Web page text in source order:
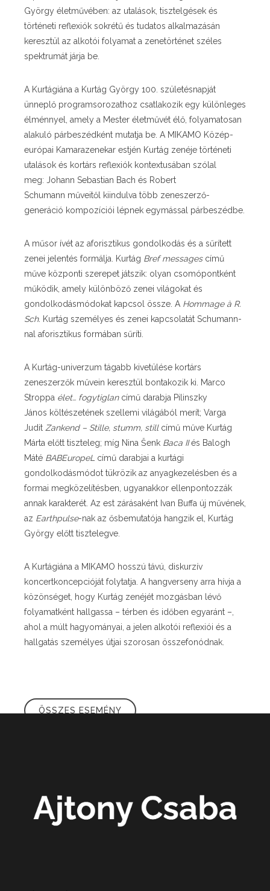
György életművében: az utalások, tisztelgések és
történeti reflexiók sokrétű és tudatos alkalmazásán
keresztül az alkotói folyamat a zenetörténet széles
spektrumát járja be.
A Kurtágiána a Kurtág György 100. születésnapját
ünneplő programsorozathoz csatlakozik egy különleges
élménnyel, amely a Mester életművét élő, folyamatosan
alakuló párbeszédként mutatja be. A MIKAMO Közép-
európai Kamarazenekar estjén Kurtág zenéje történeti
utalások és kortárs reflexiók kontextusában szólal
meg: Johann Sebastian Bach és Robert
Schumann műveitől kiindulva több zeneszerző-
generáció kompozíciói lépnek egymással párbeszédbe.
A műsor ívét az aforisztikus gondolkodás és a sűrített
zenei jelentés formálja. Kurtág Bref messagescímű
műve központi szerepet játszik: olyan csomópontként
működik, amely különböző zenei világokat és
gondolkodásmódokat kapcsol össze. A Hommage à R.
Sch. Kurtág személyes és zenei kapcsolatát Schumann-
nal aforisztikus formában sűríti.
A Kurtág-univerzum tágabb kivetülése kortárs
zeneszerzők művein keresztül bontakozik ki. Marco
Stroppa élet… fogytiglancímű darabja Pilinszky
János költészetének szellemi világából merít; Varga
Judit Zankend – Stille, stumm, stillcímű műve Kurtág
Márta előtt tiszteleg; míg Nina Šenk Baca IIés Balogh
Máté BABEuropeL című darabjai a kurtági
gondolkodásmódot tükrözik az anyagkezelésben és a
formai megközelítésben, ugyanakkor ellenpontozzák
annak karakterét. Az est zárásaként Ivan Buffa új művének,
az Earthpulse-nak az ősbemutatója hangzik el, Kurtág
György előtt tisztelegve.
A Kurtágiána a MIKAMO hosszú távú, diskurzív
koncertkoncepcióját folytatja. A hangverseny arra hívja a
közönséget, hogy Kurtág zenéjét mozgásban lévő
folyamatként hallgassa – térben és időben egyaránt –,
ahol a múlt hagyományai, a jelen alkotói reflexiói és a
hallgatás személyes útjai szorosan összefonódnak.
ÖSSZES ESEMÉNY